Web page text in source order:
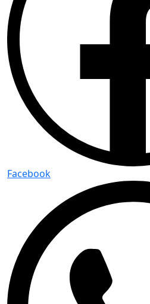
Facebook